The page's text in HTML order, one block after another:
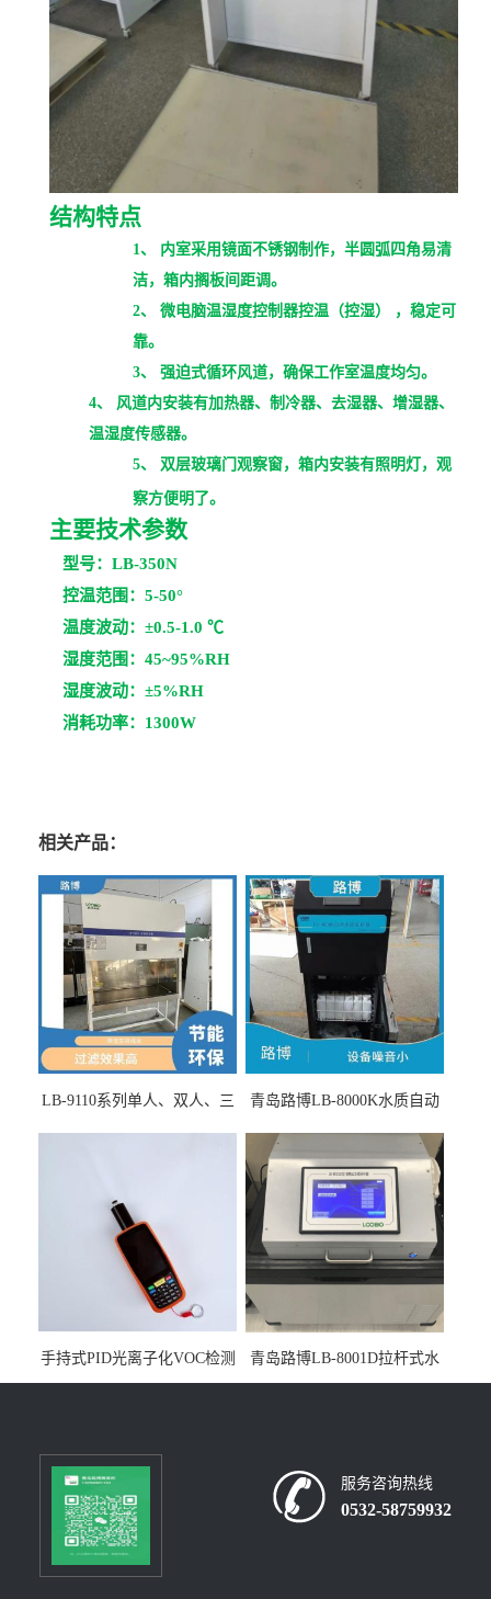
结构特点
1、 内室采用镜面不锈钢制作，半圆弧四角易清
洁，箱内搁板间距调。
2、 微电脑温湿度控制器控温（控湿） ，稳定可
靠。
3、 强迫式循环风道，确保工作室温度均匀。
4、 风道内安装有加热器、制冷器、去湿器、增湿器、
温湿度传感器。
5、 双层玻璃门观察窗，箱内安装有照明灯，观
察方便明了。
主要技术参数
型号：LB-350N
控温范围：5-50°
温度波动：±0.5-1.0 ℃
湿度范围：45~95%RH
湿度波动：±5%RH
消耗功率：1300W
相关产品：
LB-9110系列单人、双人、三
青岛路博LB-8000K水质自动
手持式PID光离子化VOC检测
仪（挥发性有机物设备）
青岛路博LB-8001D拉杆式水
质采样器
服务咨询热线
0532-58759932